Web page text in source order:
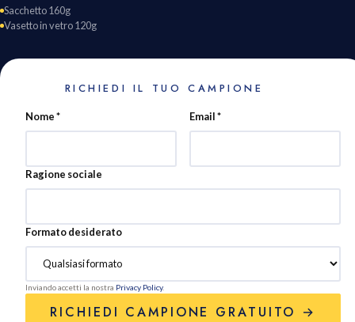
Sacchetto 160g
Vasetto in vetro 120g
RICHIEDI IL TUO CAMPIONE
Nome * Email *
Ragione sociale
Formato desiderato
Inviando accetti la nostra Privacy Policy.
RICHIEDI CAMPIONE GRATUITO →